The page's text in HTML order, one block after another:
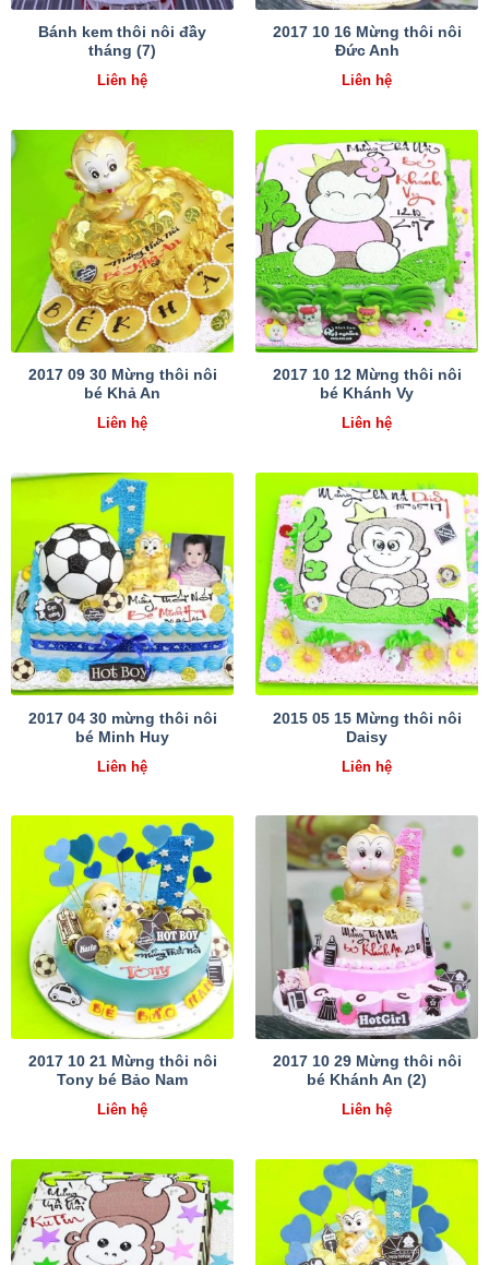
Bánh kem thôi nôi đầy
tháng (7)
Liên hệ
2017 10 16 Mừng thôi nôi
Đức Anh
Liên hệ
2017 09 30 Mừng thôi nôi
bé Khả An
Liên hệ
2017 10 12 Mừng thôi nôi
bé Khánh Vy
Liên hệ
2017 04 30 mừng thôi nôi
bé Minh Huy
Liên hệ
2015 05 15 Mừng thôi nôi
Daisy
Liên hệ
2017 10 21 Mừng thôi nôi
Tony bé Bảo Nam
Liên hệ
2017 10 29 Mừng thôi nôi
bé Khánh An (2)
Liên hệ